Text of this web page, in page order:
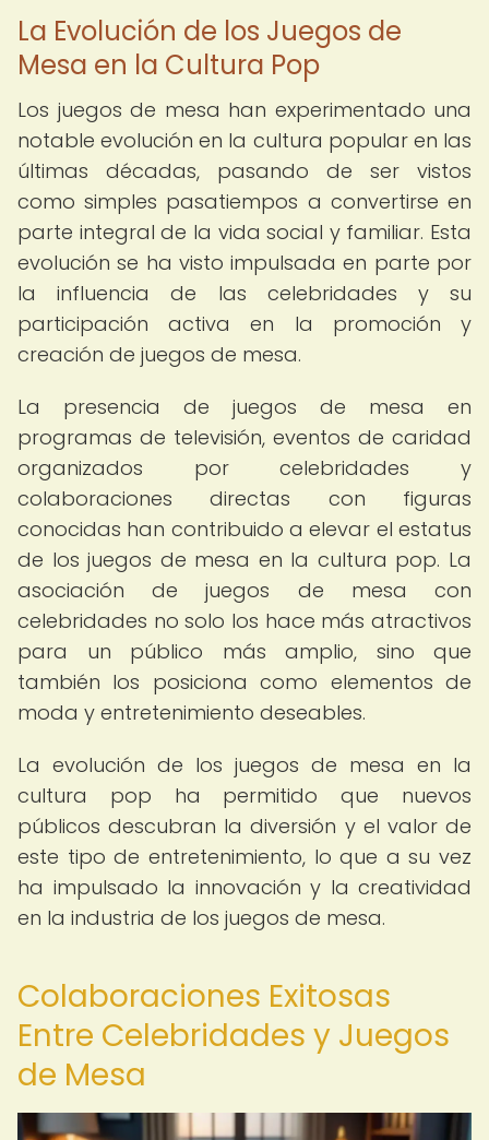
La Evolución de los Juegos de
Mesa en la Cultura Pop
Los juegos de mesa han experimentado una
notable evolución en la cultura popular en las
últimas décadas, pasando de ser vistos
como simples pasatiempos a convertirse en
parte integral de la vida social y familiar. Esta
evolución se ha visto impulsada en parte por
la influencia de las celebridades y su
participación activa en la promoción y
creación de juegos de mesa.
La presencia de juegos de mesa en
programas de televisión, eventos de caridad
organizados por celebridades y
colaboraciones directas con figuras
conocidas han contribuido a elevar el estatus
de los juegos de mesa en la cultura pop. La
asociación de juegos de mesa con
celebridades no solo los hace más atractivos
para un público más amplio, sino que
también los posiciona como elementos de
moda y entretenimiento deseables.
La evolución de los juegos de mesa en la
cultura pop ha permitido que nuevos
públicos descubran la diversión y el valor de
este tipo de entretenimiento, lo que a su vez
ha impulsado la innovación y la creatividad
en la industria de los juegos de mesa.
Colaboraciones Exitosas
Entre Celebridades y Juegos
de Mesa